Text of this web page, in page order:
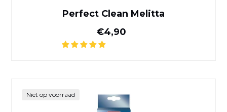
Perfect Clean Melitta
Normale prijs
€4,90
Niet op voorraad